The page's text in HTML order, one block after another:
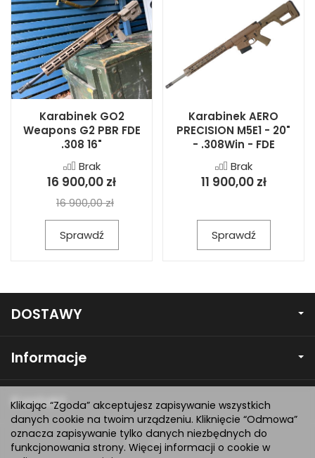
Karabinek GO2
Weapons G2 PBR FDE
.308 16"
Brak
16 900,00 zł
16 900,00 zł
Sprawdź
Karabinek AERO
PRECISION M5E1 - 20"
- .308Win - FDE
Brak
11 900,00 zł
Sprawdź
DOSTAWY
Informacje
Kontakt
Klikając “Zgoda” akceptujesz zapisywanie wszystkich
danych cookie na twoim urządzeniu. Kliknięcie “Odmowa”
oznacza zapisywanie tylko danych niezbędnych do
funkcjonowania strony. Więcej informacji o cookie w